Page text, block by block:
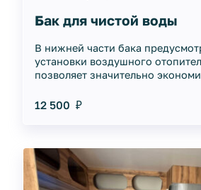
Бак для чистой воды
В нижней части бака
установки воздушного
позволяет значительно
эффективное отопление.
12 500 ₽